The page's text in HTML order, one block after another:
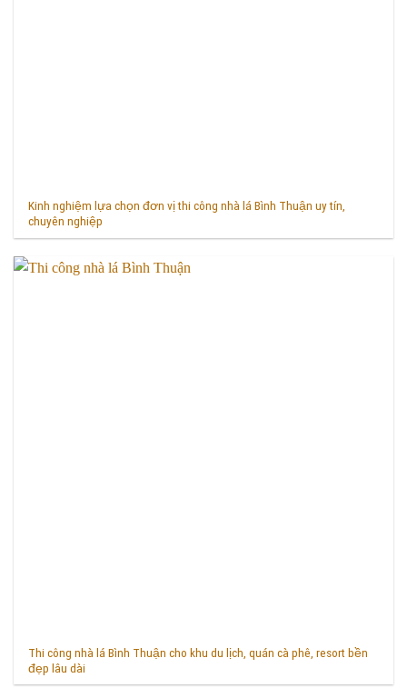
Kinh nghiệm lựa chọn đơn vị thi công nhà lá Bình Thuận uy tín,
chuyên nghiệp
Thi công nhà lá Bình Thuận cho khu du lịch, quán cà phê, resort bền
đẹp lâu dài